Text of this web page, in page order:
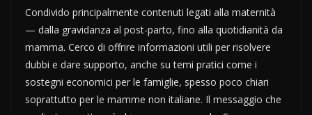
Condivido principalmente contenuti legati alla maternità
— dalla gravidanza al post-parto, fino alla quotidianità da
mamma. Cerco di offrire informazioni utili per risolvere
dubbi e dare supporto, anche su temi pratici come i
sostegni economici per le famiglie, spesso poco chiari
soprattutto per le mamme non italiane. Il messaggio che